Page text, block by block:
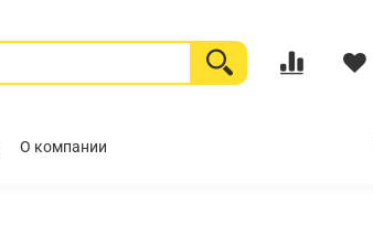
О компании